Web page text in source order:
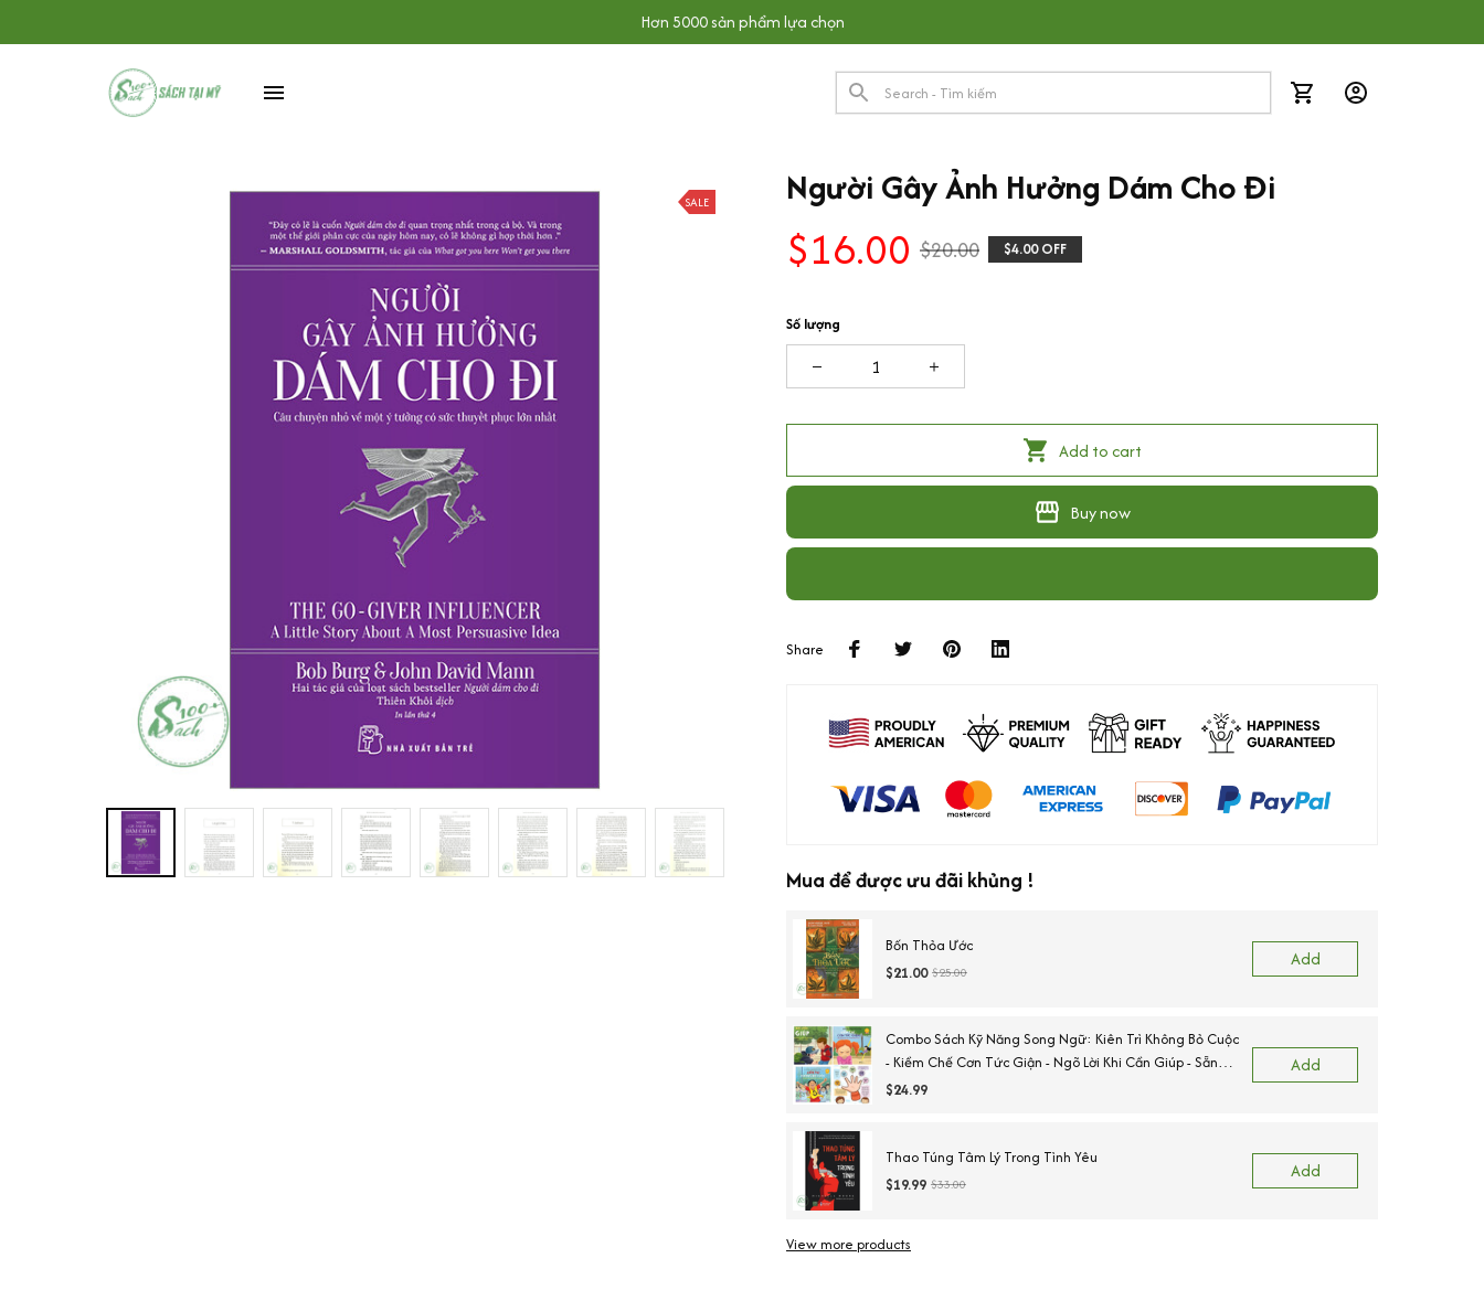
Hơn 5000 sản phẩm lựa chọn
SALE Người Gây Ảnh Hưởng Dám Cho Đi
$16.00 $20.00 $4.00 OFF
Số lượng
Add to cart
Buy now
Share
Mua để được ưu đãi khủng !
Bốn Thỏa Ước
$21.00 $25.00
Add
Combo Sách Kỹ Năng Song Ngữ: Kiên Trì Không Bỏ Cuộc
- Kiềm Chế Cơn Tức Giận - Ngõ Lời Khi Cần Giúp - Sẵn
Sàng Để Đến Trường.
$24.99
Add
Thao Túng Tâm Lý Trong Tình Yêu
$19.99 $33.00
Add
View more products